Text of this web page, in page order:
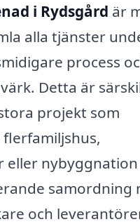
i Rydsgård är
alla tjänster
process
Detta är
projekt som
eller
samordning
och